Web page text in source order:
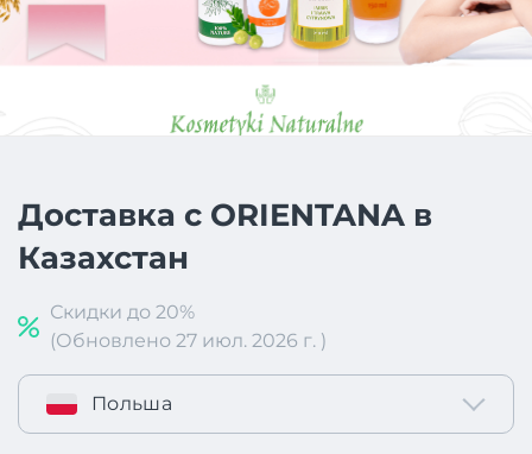
Доставка с ORIENTANA в
Казахстан
Скидки до 20%
(Обновлено 27 июл. 2026 г. )
Польша